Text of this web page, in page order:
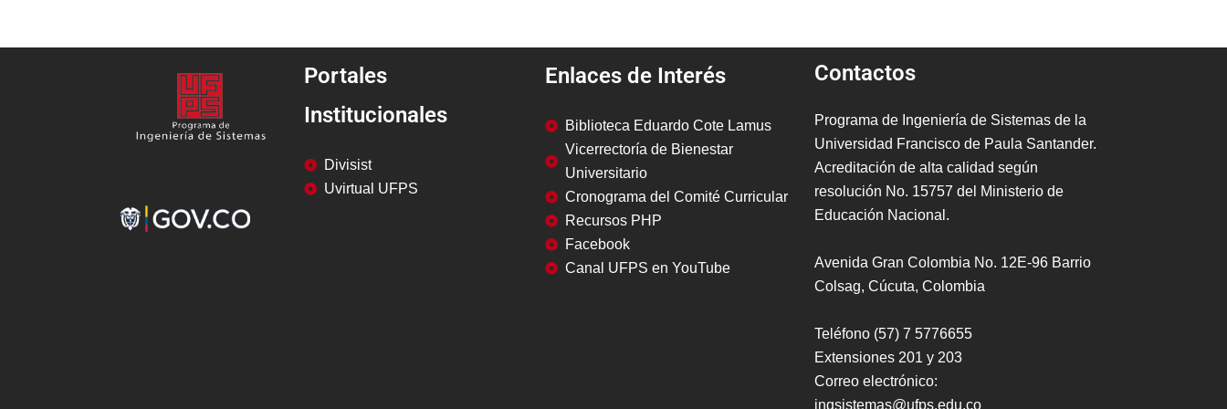
Portales
Institucionales
Divisist
Uvirtual UFPS
Enlaces de Interés
Biblioteca Eduardo Cote Lamus
Vicerrectoría de Bienestar
Universitario
Cronograma del Comité Curricular
Recursos PHP
Facebook
Canal UFPS en YouTube
Contactos
Programa de Ingeniería de Sistemas de la
Universidad Francisco de Paula Santander.
Acreditación de alta calidad según
resolución No. 15757 del Ministerio de
Educación Nacional.
Avenida Gran Colombia No. 12E-96 Barrio
Colsag, Cúcuta, Colombia
Teléfono (57) 7 5776655
Extensiones 201 y 203
Correo electrónico:
ingsistemas@ufps.edu.co